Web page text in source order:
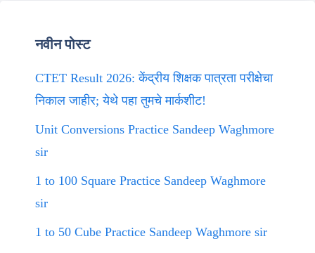
नवीन पोस्ट
CTET Result 2026: केंद्रीय शिक्षक पात्रता परीक्षेचा
निकाल जाहीर; येथे पहा तुमचे मार्कशीट!
Unit Conversions Practice Sandeep Waghmore
sir
1 to 100 Square Practice Sandeep Waghmore
sir
1 to 50 Cube Practice Sandeep Waghmore sir